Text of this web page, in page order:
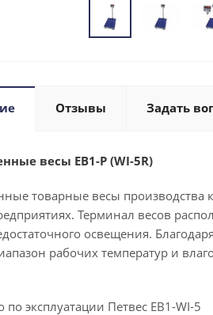
Отзывы Задать
весы ЕВ1-Р (WI-5R)
товарные весы производства
Терминал весов
освещения.
рабочих температур и
по эксплуатации Петвес ЕВ1-WI-5